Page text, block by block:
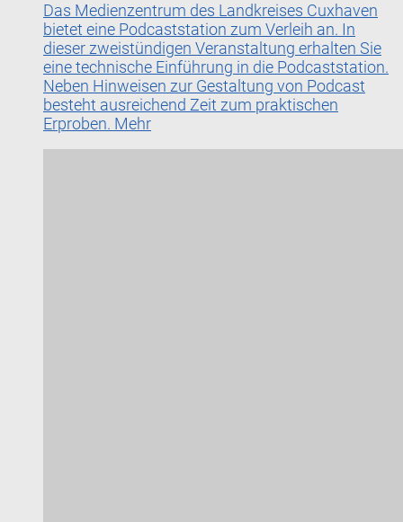
Das Medienzentrum des Landkreises Cuxhaven
bietet eine Podcaststation zum Verleih an. In
dieser zweistündigen Veranstaltung erhalten Sie
eine technische Einführung in die Podcaststation.
Neben Hinweisen zur Gestaltung von Podcast
besteht ausreichend Zeit zum praktischen
Erproben. Mehr